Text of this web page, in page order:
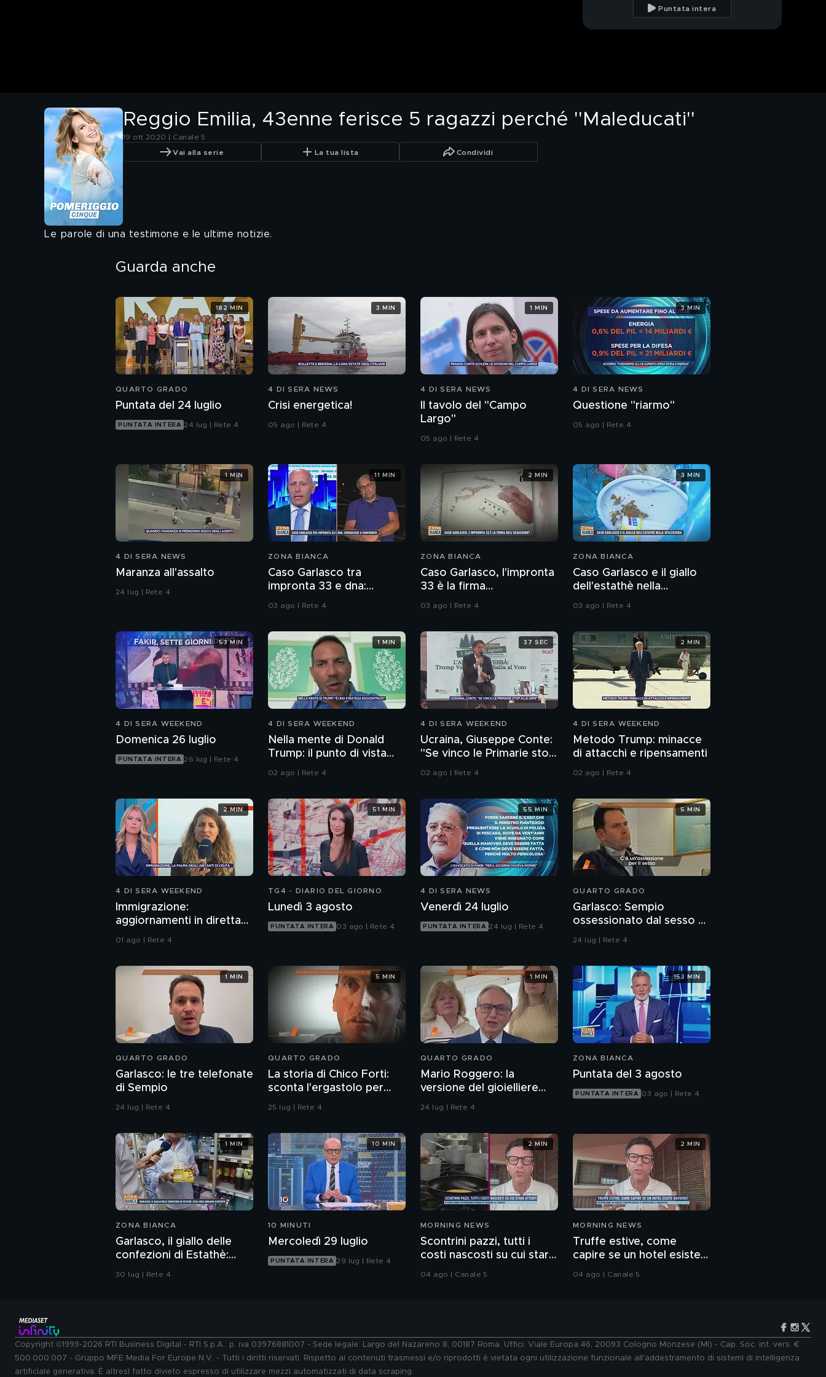
invitati e festa con
Verona, parlano i
Puntata intera
Reggio Emilia, 43enne ferisce 5 ragazzi perché ''Maleducati''
19 ott 2020 | Canale 5
Vai alla serie La tua lista Condividi
Le parole di una testimone e le ultime notizie.
Guarda anche
QUARTO GRADO
Puntata del 24 luglio
PUNTATA INTERA 24 lug | Rete 4
182 MIN
4 DI SERA NEWS
Crisi energetica!
05 ago | Rete 4
3 MIN
4 DI SERA NEWS
Il tavolo del "Campo
Largo"
05 ago | Rete 4
1 MIN
4 DI SERA NEWS
Questione "riarmo"
05 ago | Rete 4
3 MIN
4 DI SERA NEWS
Maranza all'assalto
24 lug | Rete 4
1 MIN
ZONA BIANCA
Caso Garlasco tra
impronta 33 e dna:
consulenze a confronto
03 ago | Rete 4
11 MIN
ZONA BIANCA
Caso Garlasco, l'impronta
33 è la firma
dell'assassino?
03 ago | Rete 4
2 MIN
ZONA BIANCA
Caso Garlasco e il giallo
dell'estathè nella
spazzatura
03 ago | Rete 4
3 MIN
4 DI SERA WEEKEND
Domenica 26 luglio
PUNTATA INTERA 26 lug | Rete 4
53 MIN
4 DI SERA WEEKEND
Nella mente di Donald
Trump: il punto di vista
dello psichiatra Leonardo
02 ago | Rete 4
1 MIN
4 DI SERA WEEKEND
Ucraina, Giuseppe Conte:
"Se vinco le Primarie stop
alle armi"
02 ago | Rete 4
37 SEC
4 DI SERA WEEKEND
Metodo Trump: minacce
di attacchi e ripensamenti
02 ago | Rete 4
2 MIN
4 DI SERA WEEKEND
Immigrazione:
aggiornamenti in diretta
da Ceuta
01 ago | Rete 4
2 MIN
TG4 - DIARIO DEL GIORNO
Lunedì 3 agosto
PUNTATA INTERA 03 ago | Rete 4
51 MIN
4 DI SERA NEWS
Venerdì 24 luglio
PUNTATA INTERA 24 lug | Rete 4
55 MIN
QUARTO GRADO
Garlasco: Sempio
ossessionato dal sesso o
ragazzo rispettoso?
24 lug | Rete 4
5 MIN
QUARTO GRADO
Garlasco: le tre telefonate
di Sempio
24 lug | Rete 4
1 MIN
QUARTO GRADO
La storia di Chico Forti:
sconta l'ergastolo per
omicidio
25 lug | Rete 4
5 MIN
QUARTO GRADO
Mario Roggero: la
versione del gioielliere
sulla rapina
24 lug | Rete 4
1 MIN
ZONA BIANCA
Puntata del 3 agosto
PUNTATA INTERA 03 ago | Rete 4
153 MIN
ZONA BIANCA
Garlasco, il giallo delle
confezioni di Estathè:
ecco cosa abbiamo
30 lug | Rete 4
1 MIN
10 MINUTI
Mercoledì 29 luglio
PUNTATA INTERA 29 lug | Rete 4
10 MIN
MORNING NEWS
Scontrini pazzi, tutti i
costi nascosti su cui stare
attenti
04 ago | Canale 5
2 MIN
MORNING NEWS
Truffe estive, come
capire se un hotel esiste
davvero
04 ago | Canale 5
2 MIN
Copyright ©1999-2026 RTI Business Digital - RTI S.p.A.: p. iva 03976881007 - Sede legale: Largo del Nazareno 8, 00187 Roma. Uffici: Viale Europa 46, 20093 Cologno Monzese (MI) - Cap. Soc. int. vers. €
500.000.007 - Gruppo MFE Media For Europe N.V. - Tutti i diritti riservati. Rispetto ai contenuti trasmessi e/o riprodotti è vietata ogni utilizzazione funzionale all'addestramento di sistemi di intelligenza
artificiale generativa. È altresì fatto divieto espresso di utilizzare mezzi automatizzati di data scraping.